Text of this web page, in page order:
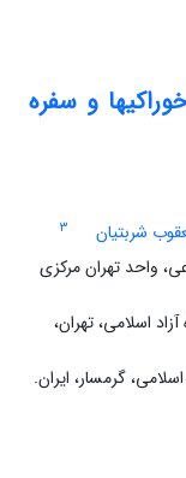
و سفره‏
شربتیان
3
واحد تهران مرکزی
اسلامی، تهران،
گرمسار، ایران.